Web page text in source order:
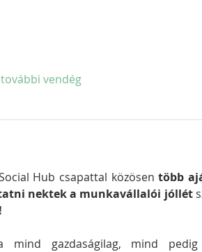
vendég
Hub csapattal közösen
nektek a munkavállalói jóllét
gazdaságilag, mind pedig